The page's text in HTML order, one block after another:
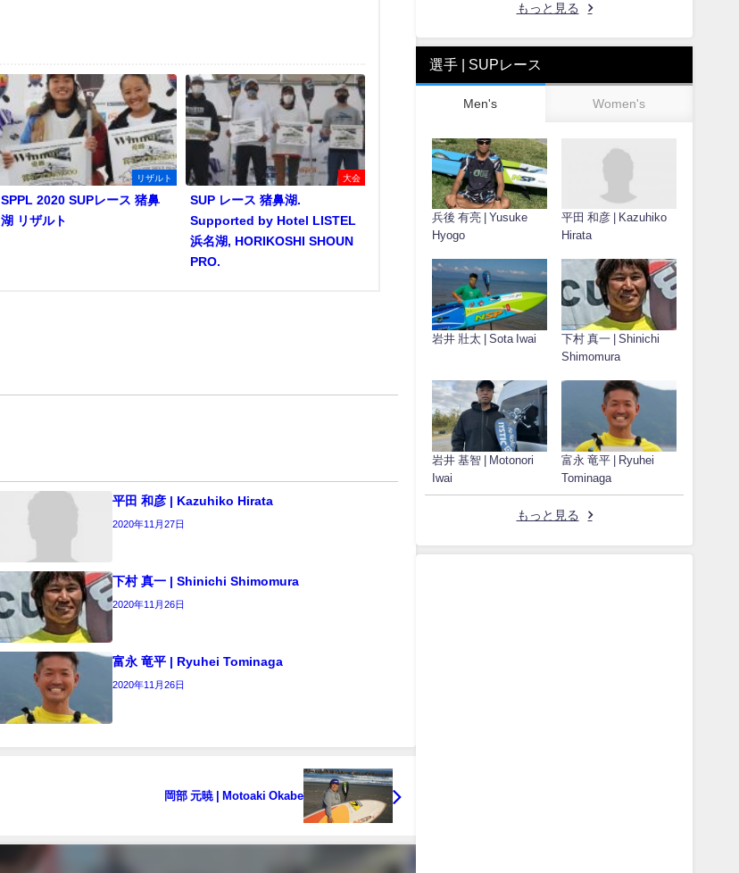
リザルト
SPPL 2020 SUPレース 猪鼻
湖 リザルト
大会
SUP レース 猪鼻湖.
Supported by Hotel LISTEL
浜名湖, HORIKOSHI SHOUN
PRO.
平田 和彦 | Kazuhiko Hirata
2020年11月27日
下村 真一 | Shinichi Shimomura
2020年11月26日
富永 竜平 | Ryuhei Tominaga
2020年11月26日
岡部 元暁 | Motoaki Okabe
もっと見る
選手 | SUPレース
Men's Women's
兵後 有亮 | Yusuke
Hyogo
平田 和彦 | Kazuhiko
Hirata
岩井 壯太 | Sota Iwai
下村 真一 | Shinichi
Shimomura
岩井 基智 | Motonori
Iwai
富永 竜平 | Ryuhei
Tominaga
もっと見る